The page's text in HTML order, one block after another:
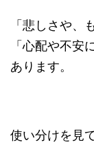
「悲しさや、
「心配や不安
あります。
使い分けを見